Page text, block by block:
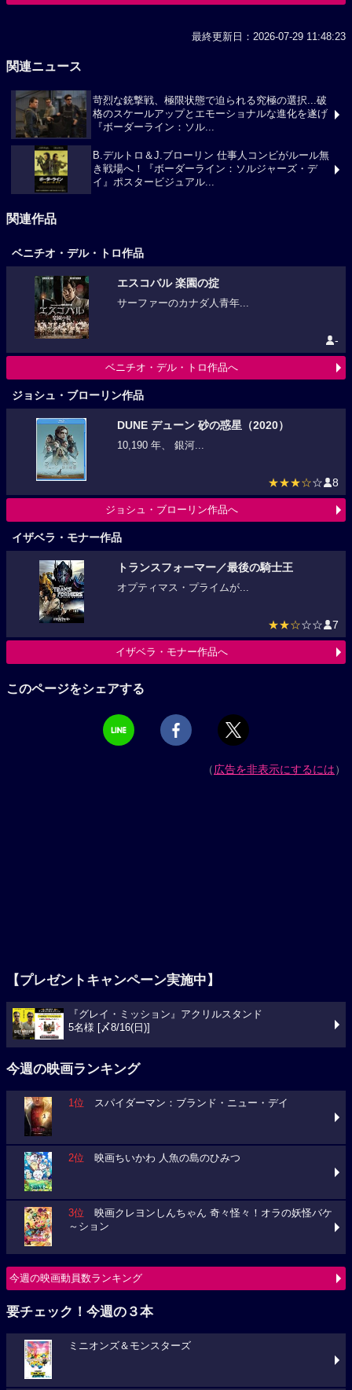
最終更新日：2026-07-29 11:48:23
関連ニュース
苛烈な銃撃戦、極限状態で迫られる究極の選択...破
格のスケールアップとエモーショナルな進化を遂げ
『ボーダーライン：ソル...
B.デルトロ＆J.ブローリン 仕事人コンビがルール無
き戦場へ！『ボーダーライン：ソルジャーズ・デ
イ』ポスタービジュアル...
関連作品
ベニチオ・デル・トロ作品
エスコバル 楽園の掟
サーファーのカナダ人青年...
-
ベニチオ・デル・トロ作品へ
ジョシュ・ブローリン作品
DUNE デューン 砂の惑星（2020）
10,190 年、 銀河...
★★★☆☆ 8
ジョシュ・ブローリン作品へ
イザベラ・モナー作品
トランスフォーマー／最後の騎士王
オプティマス・プライムが...
★★☆☆☆ 7
イザベラ・モナー作品へ
このページをシェアする
（広告を非表示にするには）
【プレゼントキャンペーン実施中】
『グレイ・ミッション』アクリルスタンド
5名様 [〆8/16(日)]
今週の映画ランキング
1位 スパイダーマン：ブランド・ニュー・デイ
2位 映画ちいかわ 人魚の島のひみつ
3位 映画クレヨンしんちゃん 奇々怪々！オラの妖怪バケ
～ション
今週の映画動員数ランキング
要チェック！今週の３本
ミニオンズ＆モンスターズ